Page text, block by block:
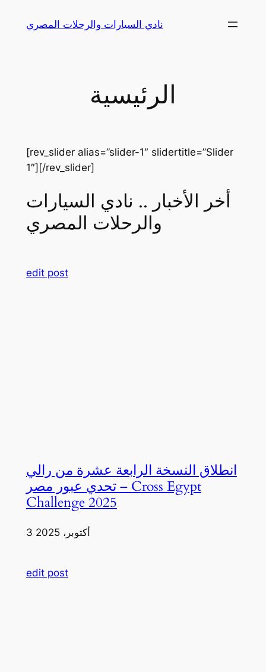
نادي السيارات والرحلات المصري
الرئيسية
[rev_slider alias=”slider-1″ slidertitle=”Slider
1″][/rev_slider]
أخر الأخبار .. نادي السيارات
والرحلات المصري
edit post
انطلاق النسخة الرابعة عشرة من رالي
تحدي عبور مصر – Cross Egypt
Challenge 2025
3 أكتوبر، 2025
edit post